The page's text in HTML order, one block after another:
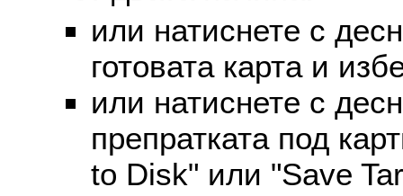
или натиснете с
готовата карта и
или натиснете с
препратката под
to Disk" или "Save